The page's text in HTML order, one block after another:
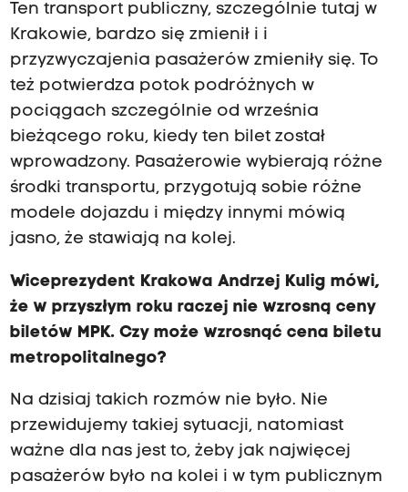
Ten transport publiczny, szczególnie tutaj w
Krakowie, bardzo się zmienił i i
przyzwyczajenia pasażerów zmieniły się. To
też potwierdza potok podróżnych w
pociągach szczególnie od września
bieżącego roku, kiedy ten bilet został
wprowadzony. Pasażerowie wybierają różne
środki transportu, przygotują sobie różne
modele dojazdu i między innymi mówią
jasno, że stawiają na kolej.
Wiceprezydent Krakowa Andrzej Kulig mówi,
że w przyszłym roku raczej nie wzrosną ceny
biletów MPK. Czy może wzrosnąć cena biletu
metropolitalnego?
Na dzisiaj takich rozmów nie było. Nie
przewidujemy takiej sytuacji, natomiast
ważne dla nas jest to, żeby jak najwięcej
pasażerów było na kolei i w tym publicznym